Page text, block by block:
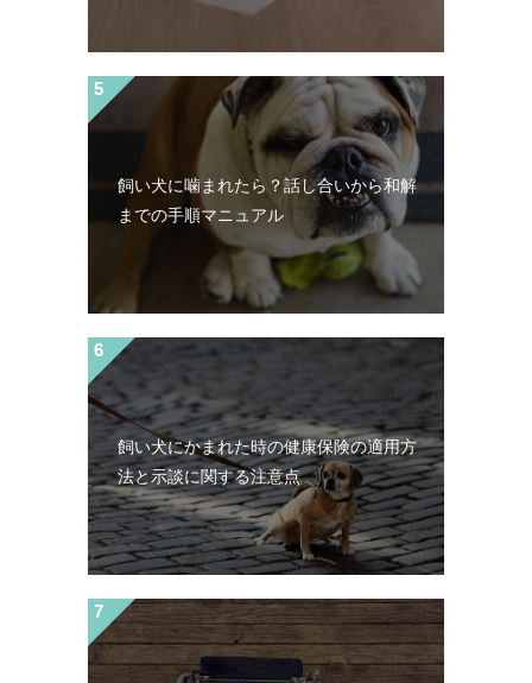
飼い犬に噛まれたら？話し合いから和解
までの手順マニュアル
飼い犬にかまれた時の健康保険の適用方
法と示談に関する注意点